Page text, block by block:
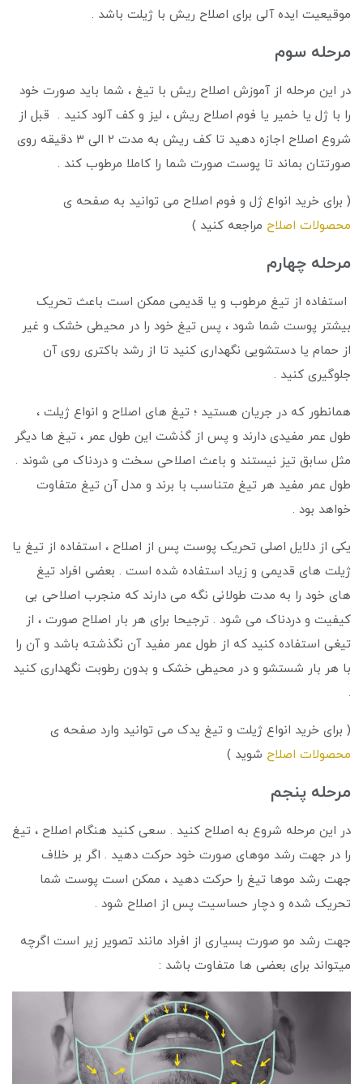
موقیعیت ایده آلی برای اصلاح ریش با ژیلت باشد .
مرحله سوم
در این مرحله از آموزش اصلاح ریش با تیغ ، شما باید صورت خود
را با ژل یا خمیر یا فوم اصلاح ریش ، لیز و کف آلود کنید . قبل از
شروع اصلاح اجازه دهید تا کف ریش به مدت 2 الی 3 دقیقه روی
صورتتان بماند تا پوست صورت شما را کاملا مرطوب کند .
( برای خرید انواع ژل و فوم اصلاح می توانید به صفحه ی
محصولات اصلاح مراجعه کنید )
مرحله چهارم
استفاده از تیغ مرطوب و یا قدیمی ممکن است باعث تحریک
بیشتر پوست شما شود ، پس تیغ خود را در محیطی خشک و غیر
از حمام یا دستشویی نگهداری کنید تا از رشد باکتری روی آن
جلوگیری کنید .
همانطور که در جریان هستید ؛ تیغ های اصلاح و انواع ژیلت ،
طول عمر مفیدی دارند و پس از گذشت این طول عمر ، تیغ ها دیگر
مثل سابق تیز نیستند و باعث اصلاحی سخت و دردناک می شوند .
طول عمر مفید هر تیغ متناسب با برند و مدل آن تیغ متفاوت
خواهد بود .
یکی از دلایل اصلی تحریک پوست پس از اصلاح ، استفاده از تیغ یا
ژیلت های قدیمی و زیاد استفاده شده است . بعضی افراد تیغ
های خود را به مدت طولانی نگه می دارند که منجرب اصلاحی بی
کیفیت و دردناک می شود . ترجیحا برای هر بار اصلاح صورت ، از
تیغی استفاده کنید که از طول عمر مفید آن نگذشته باشد و آن را
با هر بار شستشو و در محیطی خشک و بدون رطوبت نگهداری کنید
.
( برای خرید انواع ژیلت و تیغ یدک می توانید وارد صفحه ی
محصولات اصلاح شوید )
مرحله پنجم
در این مرحله شروع به اصلاح کنید . سعی کنید هنگام اصلاح ، تیغ
را در جهت رشد موهای صورت خود حرکت دهید . اگر بر خلاف
جهت رشد موها تیغ را حرکت دهید ، ممکن است پوست شما
تحریک شده و دچار حساسیت پس از اصلاح شود .
جهت رشد مو صورت بسیاری از افراد مانند تصویر زیر است اگرچه
میتواند برای بعضی ها متفاوت باشد :